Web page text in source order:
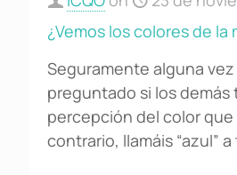
¿Vemos los colores de la
Seguramente alguna
preguntado si los demás
percepción del color que
contrario, llamáis “azul”